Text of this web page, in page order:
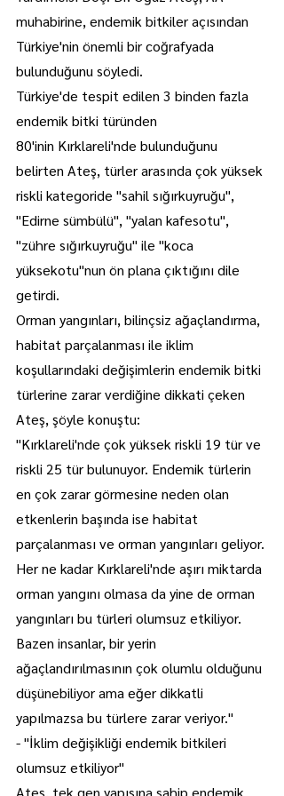
muhabirine, endemik bitkiler açısından
Türkiye'nin önemli bir coğrafyada
bulunduğunu söyledi.
Türkiye'de tespit edilen 3 binden fazla
endemik bitki türünden
80'inin Kırklareli'nde bulunduğunu
belirten Ateş, türler arasında çok yüksek
riskli kategoride "sahil sığırkuyruğu",
"Edirne sümbülü", "yalan kafesotu",
"zühre sığırkuyruğu" ile "koca
yüksekotu"nun ön plana çıktığını dile
getirdi.
Orman yangınları, bilinçsiz ağaçlandırma,
habitat parçalanması ile iklim
koşullarındaki değişimlerin endemik bitki
türlerine zarar verdiğine dikkati çeken
Ateş, şöyle konuştu:
"Kırklareli'nde çok yüksek riskli 19 tür ve
riskli 25 tür bulunuyor. Endemik türlerin
en çok zarar görmesine neden olan
etkenlerin başında ise habitat
parçalanması ve orman yangınları geliyor.
Her ne kadar Kırklareli'nde aşırı miktarda
orman yangını olmasa da yine de orman
yangınları bu türleri olumsuz etkiliyor.
Bazen insanlar, bir yerin
ağaçlandırılmasının çok olumlu olduğunu
düşünebiliyor ama eğer dikkatli
yapılmazsa bu türlere zarar veriyor."
- "İklim değişikliği endemik bitkileri
olumsuz etkiliyor"
Ateş, tek gen yapısına sahip endemik